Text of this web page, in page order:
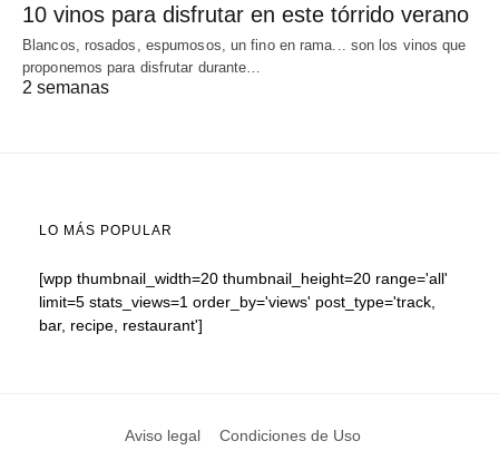
10 vinos para disfrutar en este tórrido verano
Blancos, rosados, espumosos, un fino en rama... son los vinos que
proponemos para disfrutar durante…
2 semanas
LO MÁS POPULAR
[wpp thumbnail_width=20 thumbnail_height=20 range='all'
limit=5 stats_views=1 order_by='views' post_type='track,
bar, recipe, restaurant']
Aviso legal Condiciones de Uso